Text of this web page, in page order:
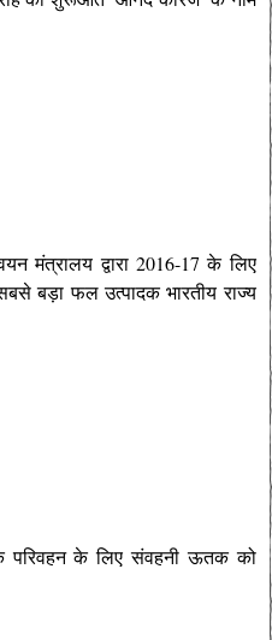
मंत्रालय द्वारा 2016-17 के लिए
बड़ा फल उत्पादक भारतीय राज्य
परिवहन के लिए संवहनी ऊतक को